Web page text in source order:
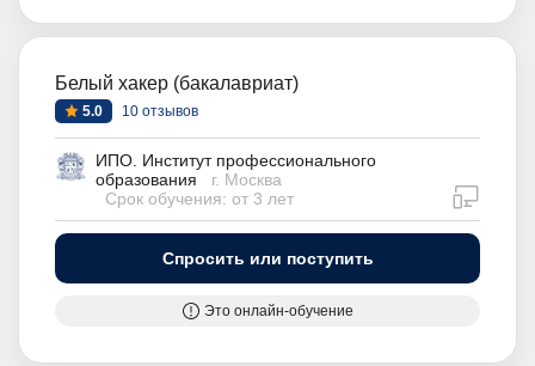
Белый хакер (бакалавриат)
5.0 10 отзывов
ИПО. Институт профессионального
образования
г. Москва
Срок обучения: от 3 лет
Спросить или поступить
Это онлайн-обучение